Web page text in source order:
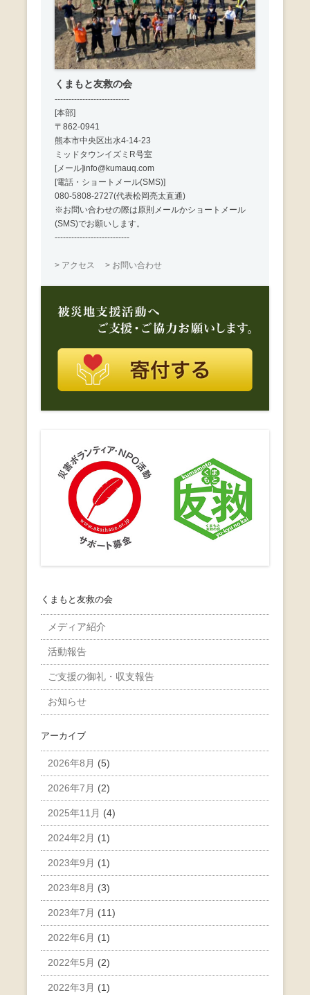
くまもと友救の会
---------------------------
[本部]
〒862-0941
熊本市中央区出水4-14-23
ミッドタウンイズミR号室
[メール]info@kumauq.com
[電話・ショートメール(SMS)]
080-5808-2727(代表松岡亮太直通)
※お問い合わせの際は原則メールかショートメール
(SMS)でお願いします。
---------------------------
> アクセス > お問い合わせ
くまもと友救の会
メディア紹介
活動報告
ご支援の御礼・収支報告
お知らせ
アーカイブ
2026年8月 (5)
2026年7月 (2)
2025年11月 (4)
2024年2月 (1)
2023年9月 (1)
2023年8月 (3)
2023年7月 (11)
2022年6月 (1)
2022年5月 (2)
2022年3月 (1)